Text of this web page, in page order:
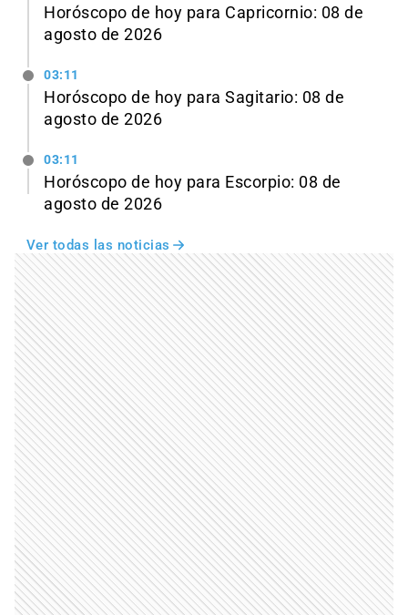
Horóscopo de hoy para Capricornio: 08 de
agosto de 2026
03:11
Horóscopo de hoy para Sagitario: 08 de
agosto de 2026
03:11
Horóscopo de hoy para Escorpio: 08 de
agosto de 2026
Ver todas las noticias